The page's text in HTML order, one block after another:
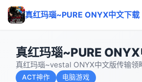
真红玛瑙~PURE ONYX中文下载
真红玛瑙~PURE
真红玛瑙~vestal ONYX中文版传输领
ACT神作 电脑游戏